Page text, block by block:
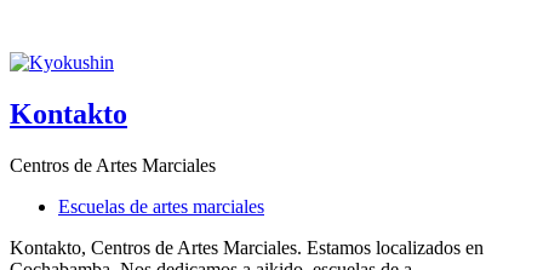
Kontakto
Centros de Artes Marciales
Escuelas de artes marciales
Kontakto, Centros de Artes Marciales. Estamos localizados en